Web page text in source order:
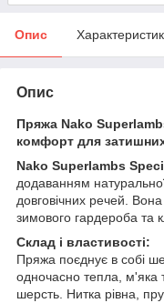
Опис
Опис
Пряжа Nako
комфорт для
Nako Superlambs
додаванням
довговічних речей.
зимового гардероба та
Склад і властивості:
Пряжа поєднує в собі
одночасно тепла, м'яка
шерсть. Нитка рівна,